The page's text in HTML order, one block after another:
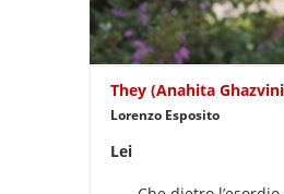
They (Anahita
Lorenzo Esposito
Lei